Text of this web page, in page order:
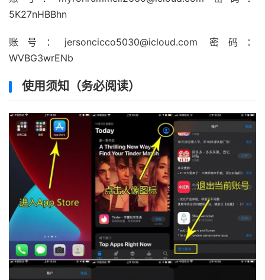
5K27nHBBhn
账号：jersoncicco5030@icloud.com 密码：
WVBG3wrENb
使用须知（务必阅读）